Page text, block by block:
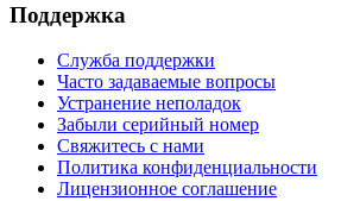
Поддержка
Служба поддержки
Часто задаваемые вопросы
Устранение неполадок
Забыли серийный номер
Свяжитесь с нами
Политика конфиденциальности
Лицензионное соглашение